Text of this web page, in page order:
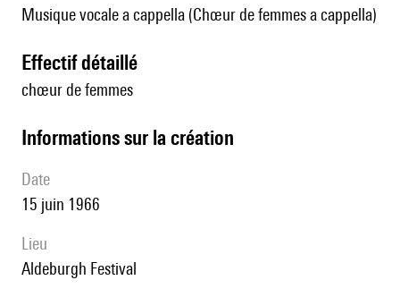
Musique vocale a cappella (Chœur de femmes a cappella)
effectif détaillé
chœur de femmes
informations sur la création
date
15 juin 1966
lieu
Aldeburgh Festival